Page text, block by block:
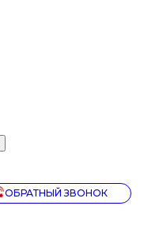
ОБРАТНЫЙ ЗВОНОК